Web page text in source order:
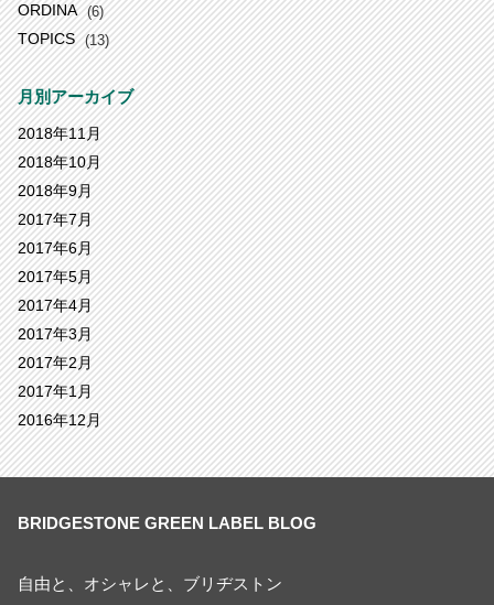
ORDINA (6)
TOPICS (13)
月別アーカイブ
2018年11月
2018年10月
2018年9月
2017年7月
2017年6月
2017年5月
2017年4月
2017年3月
2017年2月
2017年1月
2016年12月
BRIDGESTONE GREEN LABEL BLOG
自由と、オシャレと、ブリヂストン